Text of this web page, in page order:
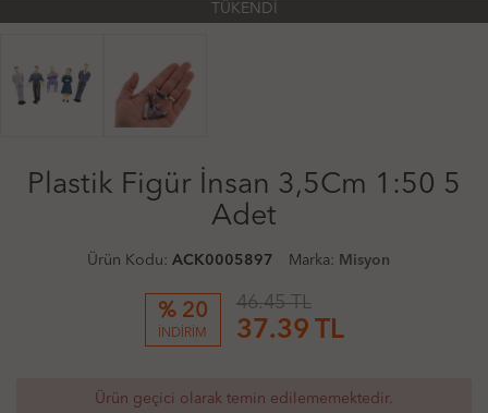
TÜKENDİ
Plastik Figür İnsan 3,5Cm 1:50 5
Adet
Ürün Kodu: ACK0005897 Marka: Misyon
% 20
İNDİRİM
46.45 TL
37.39 TL
Ürün geçici olarak temin edilememektedir.